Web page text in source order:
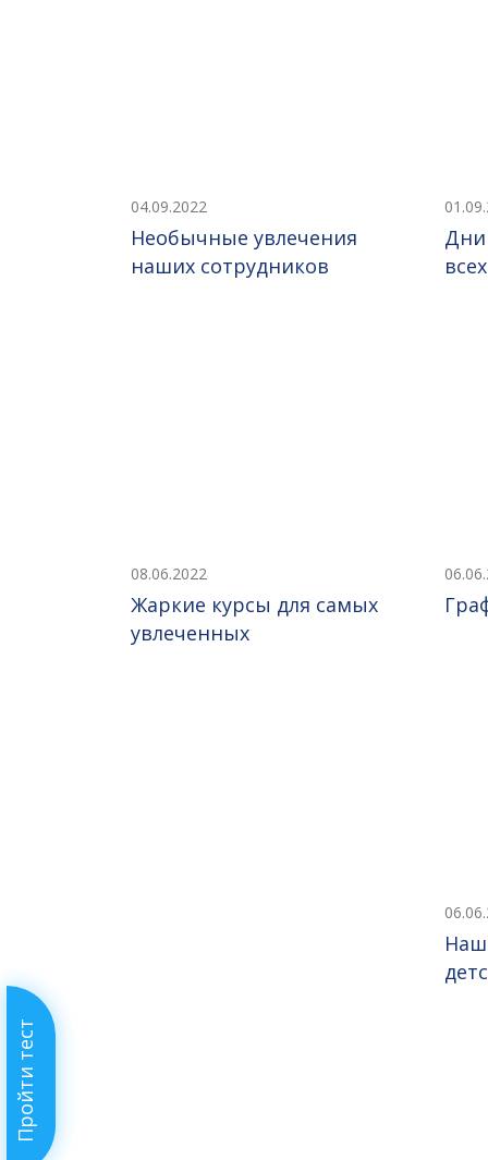
Пройти тест
04.09.2022
Необычные увлечения
наших сотрудников
Дни
08.06.2022
Жаркие курсы для самых
увлеченных